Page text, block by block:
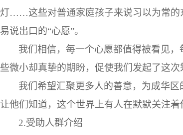
灯……这些对普通家庭孩子来说习以为常
易说出口的“心愿”。
我们相信，每一个心愿都值得被看见
些微小却真挚的期盼，促使我们发起了这次
我们希望汇聚更多人的善意，为成华
让他们知道，这个世界上有人在默默关注着
2.受助人群介绍